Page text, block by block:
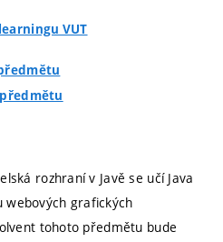
VUT
rozhraní v Javě se učí Java
webových grafických
tohoto předmětu bude